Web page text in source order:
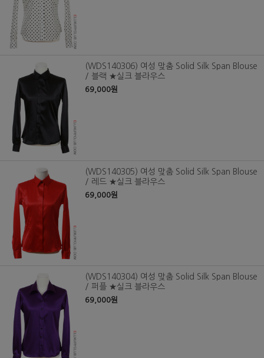
(WDS140306) 여성 맞춤 Solid Silk Span Blouse
/ 블랙 ★실크 블라우스
69,000원
(WDS140305) 여성 맞춤 Solid Silk Span Blouse
/ 레드 ★실크 블라우스
69,000원
(WDS140304) 여성 맞춤 Solid Silk Span Blouse
/ 퍼플 ★실크 블라우스
69,000원